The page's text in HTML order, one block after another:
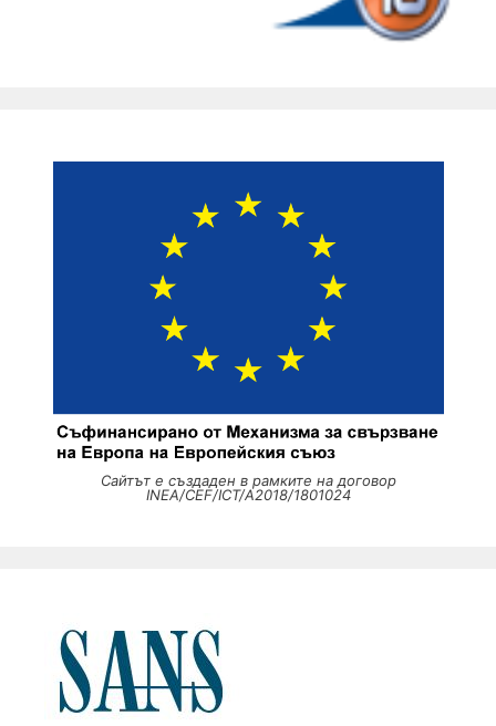
Сайтът е създаден в рамките на договор
INEA/CEF/ICT/A2018/1801024